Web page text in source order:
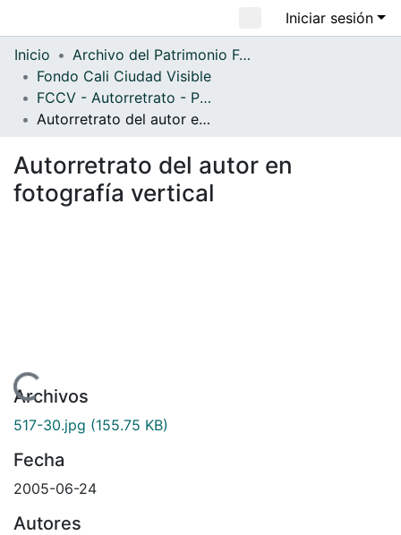
Todo DSpace
Estadísticas
Iniciar sesión
Inicio
Archivo del Patrimonio Fotográfico y Fílmico del Valle del Cauca
Fondo Cali Ciudad Visible
FCCV - Autorretrato - Patrimonial
Autorretrato del autor en fotografía vertical
Autorretrato del autor en
fotografía vertical
Archivos
517-30.jpg (155.75 KB)
Fecha
2005-06-24
Autores